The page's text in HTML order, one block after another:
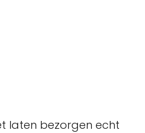
laten bezorgen echt